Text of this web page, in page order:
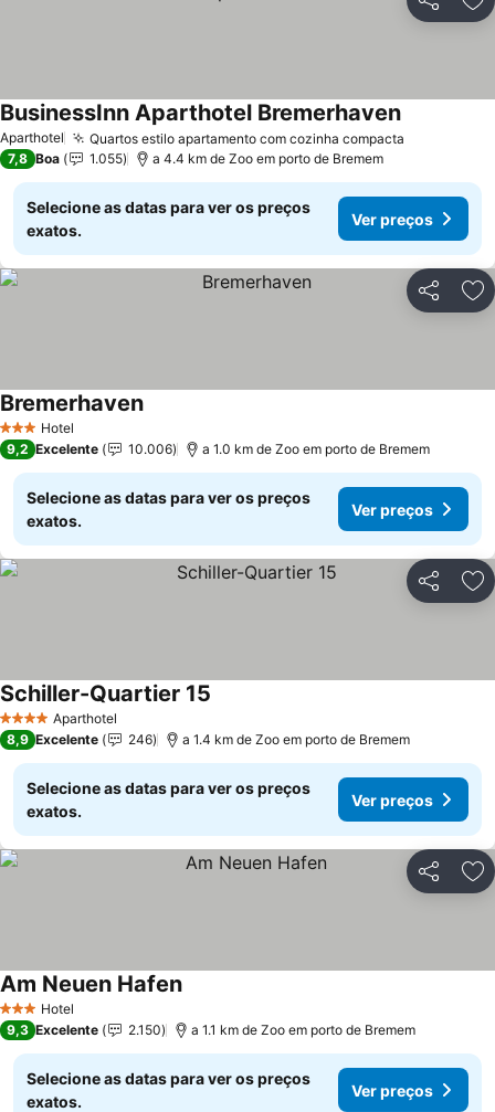
Partilhar
Aparthotel Quartos estilo apartamento com cozinha compacta
BusinessInn Aparthotel BremerhavenVer preços
7,8 Boa 1.055 a 4.4 km de Zoo em porto de Bremem
Selecione as datas para ver os preços
exatos.
Ver preços
Partilhar
3 EstrelasHotel
BremerhavenVer preços
9,2 Excelente 10.006 a 1.0 km de Zoo em porto de Bremem
Selecione as datas para ver os preços
exatos.
Ver preços
Partilhar
4 EstrelasAparthotel
Schiller-Quartier 15
8,9 Excelente 246 a 1.4 km de Zoo em porto de Bremem
Selecione as datas para ver os preços
exatos.
Ver preços
Partilhar
3 EstrelasHotel
Am Neuen HafenVer preços
9,3 Excelente 2.150 a 1.1 km de Zoo em porto de Bremem
Selecione as datas para ver os preços
exatos.
Ver preços